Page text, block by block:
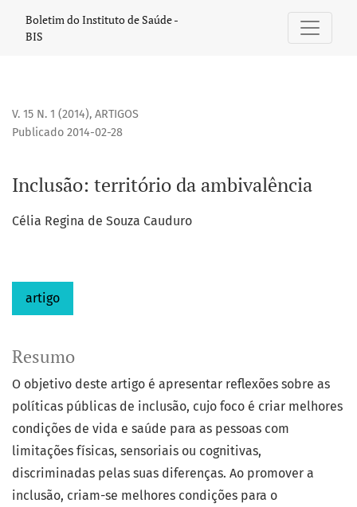
Boletim do Instituto de Saúde -
BIS
V. 15 N. 1 (2014), ARTIGOS
Inclusão: território da ambivalência
Publicado 2014-02-28
Célia Regina de Souza Cauduro
artigo
Resumo
O objetivo deste artigo é apresentar reflexões sobre as
políticas públicas de inclusão, cujo foco é criar melhores
condições de vida e saúde para as pessoas com
limitações físicas, sensoriais ou cognitivas,
discriminadas pelas suas diferenças. Ao promover a
inclusão, criam-se melhores condições para o